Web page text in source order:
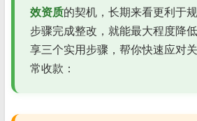
效资质的契机，长期来看更利于
步骤完成整改，就能最大程度降
享三个实用步骤，帮你快速应对
常收款：